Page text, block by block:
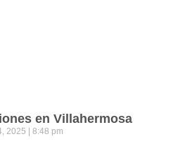
en Villahermosa
2025 8:48 pm